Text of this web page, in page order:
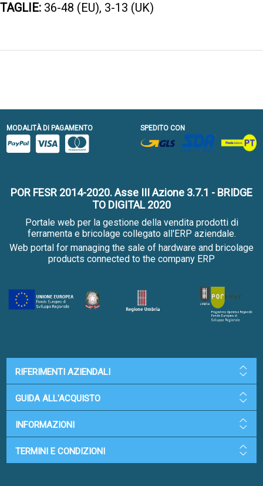
TAGLIE: 36-48 (EU), 3-13 (UK)
MODALITÀ DI PAGAMENTO SPEDITO CON
POR FESR 2014-2020. Asse III Azione 3.7.1 - BRIDGE
TO DIGITAL 2020
Portale web per la gestione della vendita prodotti di
ferramenta e bricolage collegato all'ERP aziendale.
Web portal for managing the sale of hardware and bricolage
products connected to the company ERP
RIFERIMENTI AZIENDALI
GUIDA ALL'ACQUISTO
INFORMAZIONI
TERMINI E CONDIZIONI